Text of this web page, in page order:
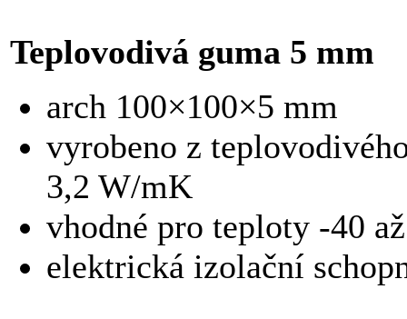
Teplovodivá guma 5 mm
arch 100×100×5 mm
vyrobeno z
3,2 W/mK
vhodné pro teploty -40
elektrická izolační